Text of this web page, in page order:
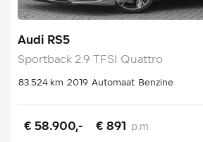
Audi RS5
Sportback 2.9 TFSI Quattro
83.524 km 2019 Automaat Benzine
€ 58.900,- € 891 p.m.